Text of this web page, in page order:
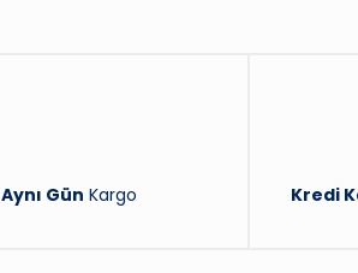
Aynı Gün Kargo Kredi